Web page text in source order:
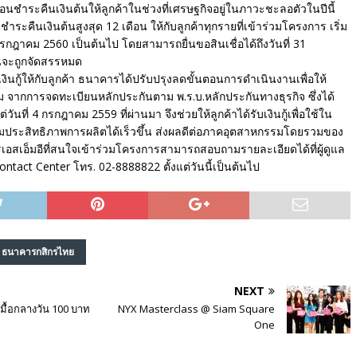
นชำระคืนเงินต้นให้ลูกค้าในช่วงที่เศรษฐกิจอยู่ในภาวะชะลอตัวในปีนี้
ำระคืนเงินต้นสูงสุด 12 เดือน ให้กับลูกค้าทุกรายที่เข้าร่วมโครงการ เริ่ม
ฎาคม 2560 เป็นต้นไป โดยสามารถยื่นขอสินเชื่อได้ถึงวันที่ 31
ะถูกจัดสรรหมด
นกู้ให้กับลูกค้า ธนาคารได้ปรับปรุงลดขั้นตอนการดำเนินงานเพื่อให้
จากการจดทะเบียนหลักประกันตาม พ.ร.บ.หลักประกันทางธุรกิจ ซึ่งได้
วันที่ 4 กรกฎาคม 2559 ที่ผ่านมา จึงช่วยให้ลูกค้าได้รับเงินกู้เพื่อใช้ใน
ประสิทธิภาพการผลิตได้เร็วขึ้น ส่งผลดีต่อภาคอุตสาหกรรมโดยรวมของ
อสเอ็มอีที่สนใจเข้าร่วมโครงการสามารถสอบถามรายละเอียดได้ที่ผู้ดูแล
Center โทร. 02-8888822 ตั้งแต่วันนี้เป็นต้นไป
ธนาคารกสิกรไทย
อกลางวัน 100 บาท
NEXT
NYX Masterclass @ Siam Square
One